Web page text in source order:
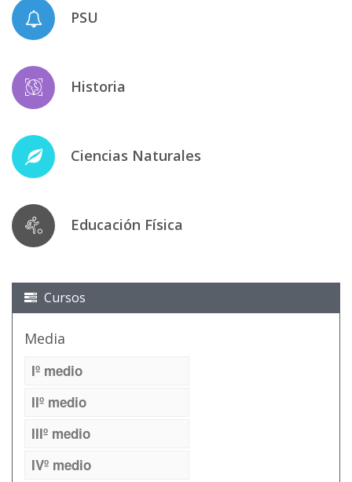
PSU
Historia
Ciencias Naturales
Educación Física
Cursos
Media
Iº medio
IIº medio
IIIº medio
IVº medio